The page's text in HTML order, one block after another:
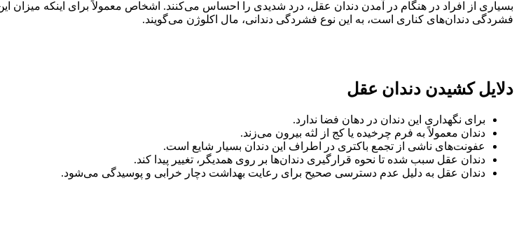
بسیاری از افراد در هنگام در آمدن دندان عقل، درد شدیدی را احساس می‌کنند. اشخاص معمولاً برای اینکه میزان
فشردگی دندان‌های کناری است، به این نوع فشردگی دندانی، مال اکلوژن می‌گویند.
دلایل کشیدن دندان عقل
برای نگهداری این دندان در دهان فضا ندارد.
دندان معمولاً به فرم چرخیده یا کج از لثه بیرون می‌زند.
عفونت‌های ناشی از تجمع باکتری در اطراف این دندان بسیار شایع است.
دندان عقل سبب شده تا نحوه قرارگیری دندان‌ها بر روی همدیگر، تغییر پیدا کند.
دندان عقل به دلیل عدم دسترسی صحیح برای رعایت بهداشت دچار خرابی و پوسیدگی می‌شود.